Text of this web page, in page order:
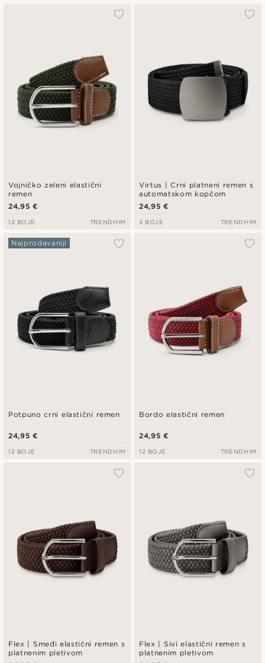
Vojničko zeleni elastični
remen
24,95 €
12 BOJE TRENDHIM
Virtus | Crni platneni remen s
automatskom kopčom
24,95 €
3 BOJE TRENDHIM
Potpuno crni elastični remen
Najprodavaniji
24,95 €
12 BOJE TRENDHIM
Bordo elastični remen
24,95 €
12 BOJE TRENDHIM
Flex | Smeđi elastični remen s
platnenim pletivom
Flex | Sivi elastični remen s
platnenim pletivom